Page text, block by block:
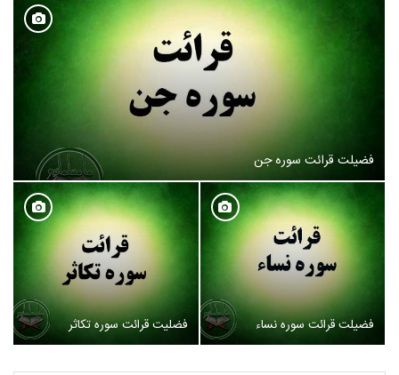
فضیلت قرائت سوره جن
فضیلت قرائت سوره نساء فضلیت قرائت سوره تکاثر